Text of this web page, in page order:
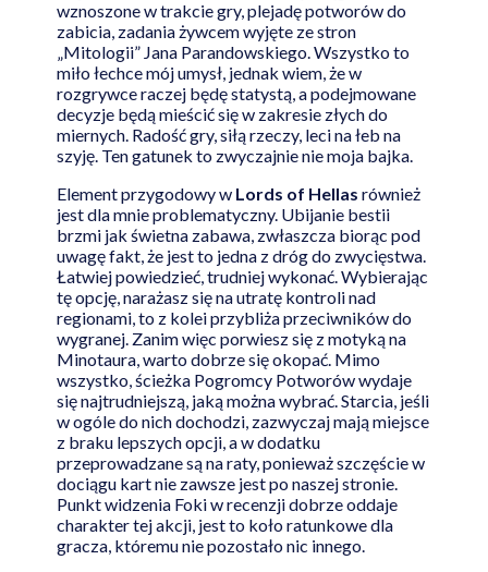
wznoszone w trakcie gry, plejadę potworów do
zabicia, zadania żywcem wyjęte ze stron
„Mitologii” Jana Parandowskiego. Wszystko to
miło łechce mój umysł, jednak wiem, że w
rozgrywce raczej będę statystą, a podejmowane
decyzje będą mieścić się w zakresie złych do
miernych. Radość gry, siłą rzeczy, leci na łeb na
szyję. Ten gatunek to zwyczajnie nie moja bajka.
Element przygodowy w Lords of Hellas również
jest dla mnie problematyczny. Ubijanie bestii
brzmi jak świetna zabawa, zwłaszcza biorąc pod
uwagę fakt, że jest to jedna z dróg do zwycięstwa.
Łatwiej powiedzieć, trudniej wykonać. Wybierając
tę opcję, narażasz się na utratę kontroli nad
regionami, to z kolei przybliża przeciwników do
wygranej. Zanim więc porwiesz się z motyką na
Minotaura, warto dobrze się okopać. Mimo
wszystko, ścieżka Pogromcy Potworów wydaje
się najtrudniejszą, jaką można wybrać. Starcia, jeśli
w ogóle do nich dochodzi, zazwyczaj mają miejsce
z braku lepszych opcji, a w dodatku
przeprowadzane są na raty, ponieważ szczęście w
dociągu kart nie zawsze jest po naszej stronie.
Punkt widzenia Foki w recenzji dobrze oddaje
charakter tej akcji, jest to koło ratunkowe dla
gracza, któremu nie pozostało nic innego.